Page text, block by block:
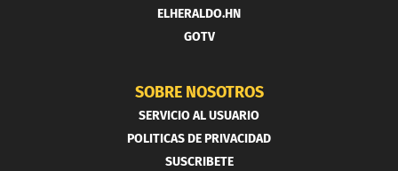
ELHERALDO.HN
GOTV
SOBRE NOSOTROS
SERVICIO AL USUARIO
POLITICAS DE PRIVACIDAD
SUSCRIBETE